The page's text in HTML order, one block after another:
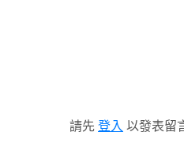
請先 登入 以發表留